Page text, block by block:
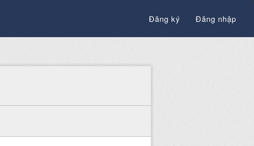
Đăng ký Đăng nhập